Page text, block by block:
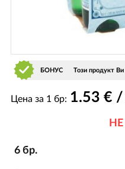
БОНУС Този продукт Ви
Цена за 1 бр: 1.53 € /
6 бр.